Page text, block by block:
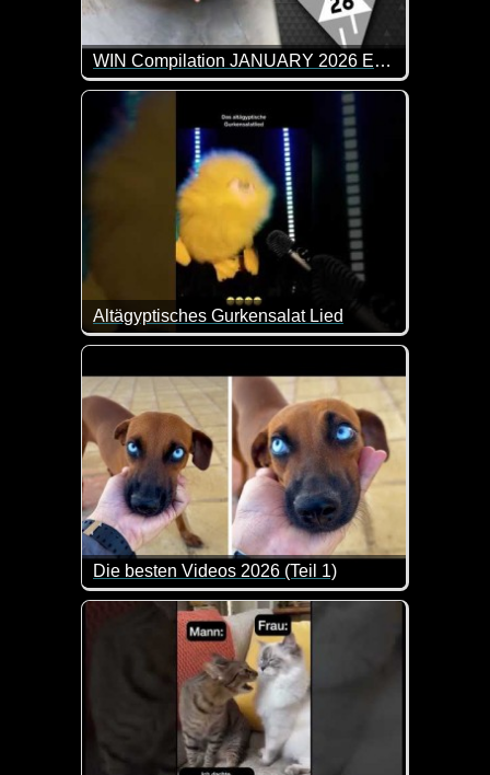
WIN Compilation JANUARY 2026 Edition
77 der besten Video-Clips des Monats Dezember
Altägyptisches Gurkensalat Lied
Das ist so blöd, dass es schon wieder lustig ist.
Die besten Videos 2026 (Teil 1)
Eine tolle Zusammenstellung von lustigen